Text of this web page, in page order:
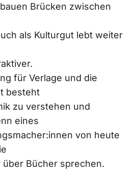
Brücken zwischen
als Kulturgut lebt weiter
für Verlage und die
besteht
zu verstehen und
eines
von heute
Bücher sprechen.